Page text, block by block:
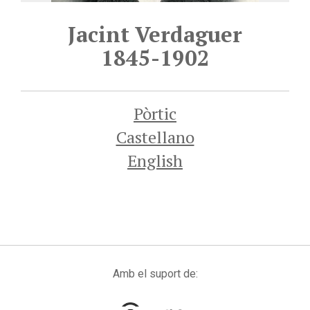
Jacint Verdaguer
1845-1902
Pòrtic
Castellano
English
Amb el suport de: